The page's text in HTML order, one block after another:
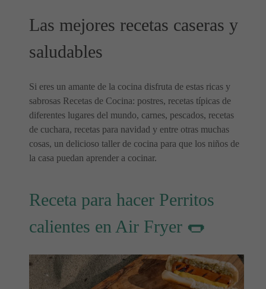
Las mejores recetas caseras y
saludables
Si eres un amante de la cocina disfruta de estas ricas y
sabrosas Recetas de Cocina: postres, recetas típicas de
diferentes lugares del mundo, carnes, pescados, recetas
de cuchara, recetas para navidad y entre otras muchas
cosas, un delicioso taller de cocina para que los niños de
la casa puedan aprender a cocinar.
Receta para hacer Perritos
calientes en Air Fryer 🌭